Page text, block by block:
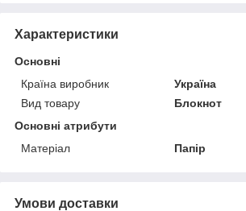
Характеристики
Основні
Країна виробник
Україна
Вид товару
Блокнот
Основні атрибути
Матеріал
Папір
Умови доставки